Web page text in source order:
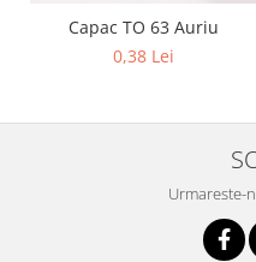
Capac TO 63 Auriu
0,38 Lei
Urmareste-